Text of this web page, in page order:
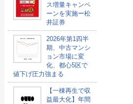
ス増量キャンペ
ーンを実施ー松
井証券
2026年第1四半
期、中古マンシ
ョン市場に変
化、都心5区で
値下げ圧力強まる
【一棟再生で収
益最大化】年間